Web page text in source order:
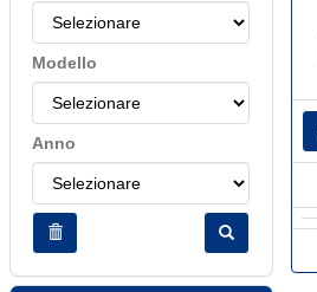
Modello
Anno